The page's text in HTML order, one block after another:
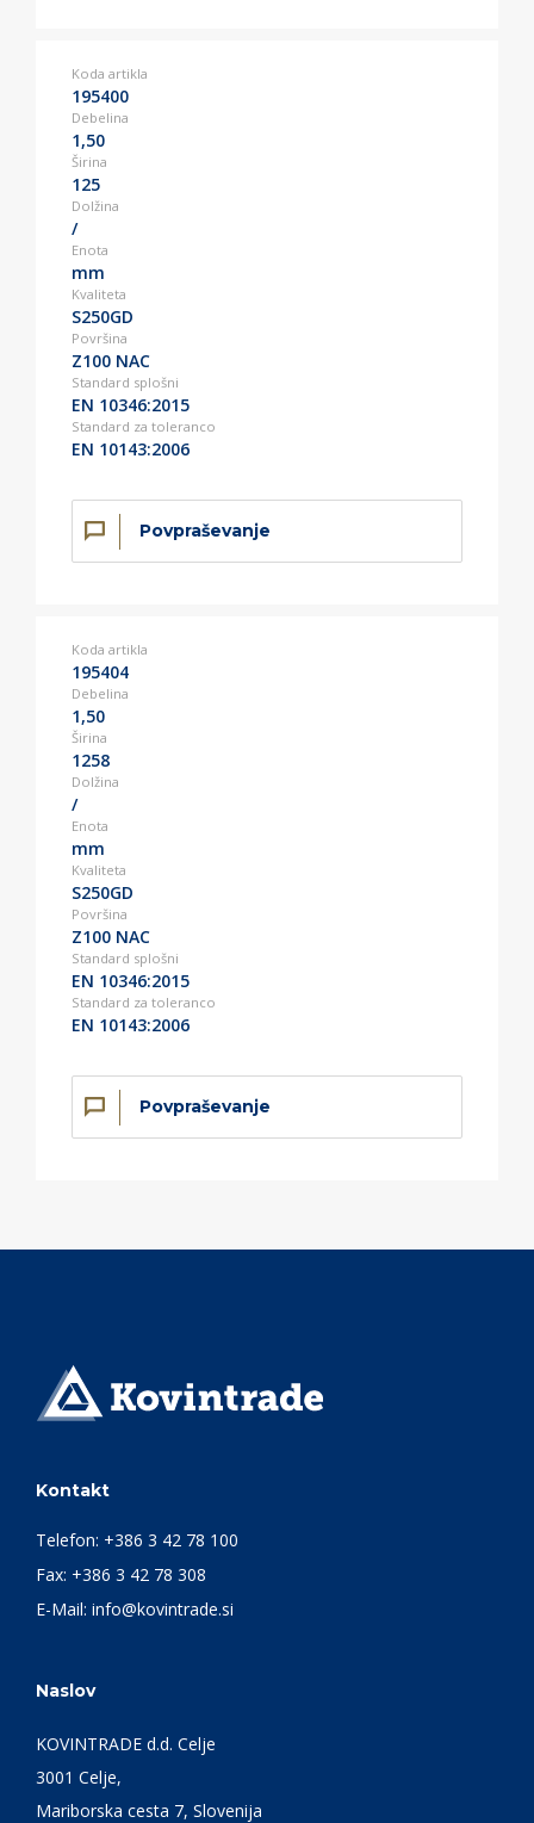
Koda artikla
195400
Debelina
1,50
Širina
125
Dolžina
/
Enota
mm
Kvaliteta
S250GD
Površina
Z100 NAC
Standard splošni
EN 10346:2015
Standard za toleranco
EN 10143:2006
Povpraševanje
Koda artikla
195404
Debelina
1,50
Širina
1258
Dolžina
/
Enota
mm
Kvaliteta
S250GD
Površina
Z100 NAC
Standard splošni
EN 10346:2015
Standard za toleranco
EN 10143:2006
Povpraševanje
Kontakt
Telefon: +386 3 42 78 100
Fax: +386 3 42 78 308
E-Mail: info@kovintrade.si
Naslov
KOVINTRADE d.d. Celje
3001 Celje,
Mariborska cesta 7, Slovenija